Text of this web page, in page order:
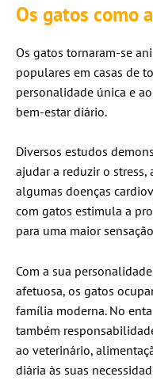
Os gatos como
Os gatos tornaram-se
populares em casas de
personalidade única e
bem-estar diário.
Diversos estudos
ajudar a reduzir o stress,
algumas doenças
com gatos estimula a
para uma maior
Com a sua
afetuosa, os gatos
família moderna. No
também
ao veterinário,
diária às suas